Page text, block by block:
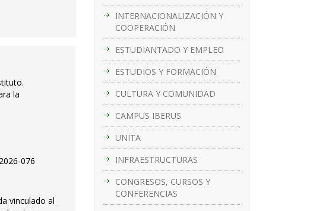
INTERNACIONALIZACIÓN Y
COOPERACIÓN
ESTUDIANTADO Y EMPLEO
ESTUDIOS Y FORMACIÓN
CULTURA Y COMUNIDAD
CAMPUS IBERUS
UNITA
INFRAESTRUCTURAS
CONGRESOS, CURSOS Y
CONFERENCIAS
la
076
vinculado al